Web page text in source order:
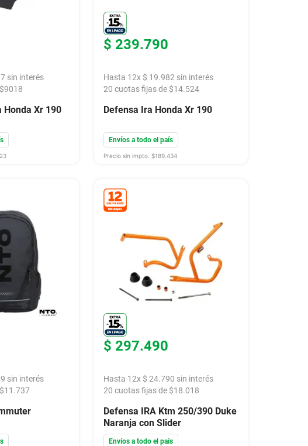
sin interés
9018
Honda Xr 190
$ 239.790
Hasta 12x $ 19.982 sin interés
20 cuotas fijas de $14.524
Defensa Ira Honda Xr 190
Envíos a todo el país
Precio sin impto. $189.434
sin interés
11.737
$ 297.490
Hasta 12x $ 24.790 sin interés
20 cuotas fijas de $18.018
Defensa IRA Ktm 250/390 Duke
Naranja con Slider
Envíos a todo el país